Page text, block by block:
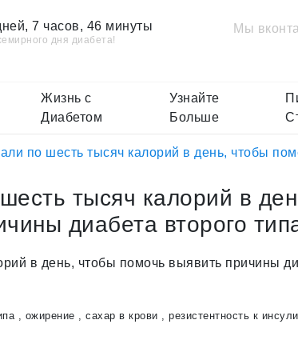
7 часов, 46 минуты
дня диабета!
Мы
Жизнь с
Диабетом
Узнайте
Больше
по шесть тысяч калорий в день, чтобы
тысяч калорий в
диабета второго
, ожирение ,сахар в крови ,резистентность к